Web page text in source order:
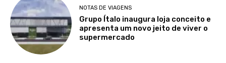
NOTAS DE VIAGENS
Grupo Ítalo inaugura loja conceito e
apresenta um novo jeito de viver o
supermercado